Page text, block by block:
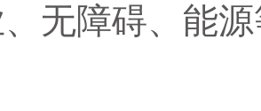
无障碍、能